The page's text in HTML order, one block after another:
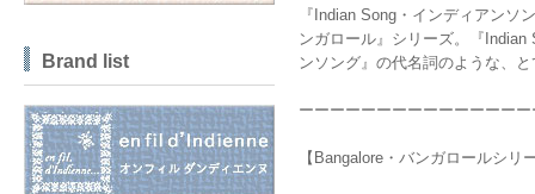
『Indian Song・インディアン
ンガロール』シリーズ。『
ンソング』の代名詞のような、
ーーーーーーーーーーーーーー
【Bangalore・バンガロールシリ
Brand list